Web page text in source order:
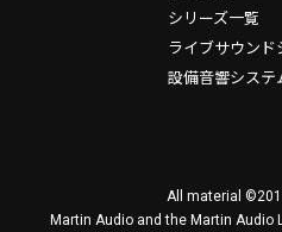
シリーズ一覧
ライブサウンド
設備音響システ
All material
Martin Audio and the Martin Audio